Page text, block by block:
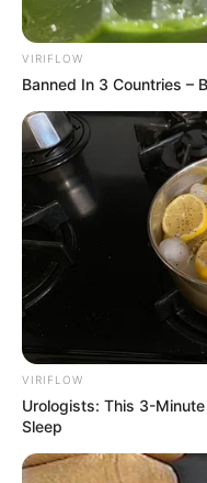
VIRIFLOW
Banned In 3 Countries –
VIRIFLOW
Urologists: This 3-
Sleep